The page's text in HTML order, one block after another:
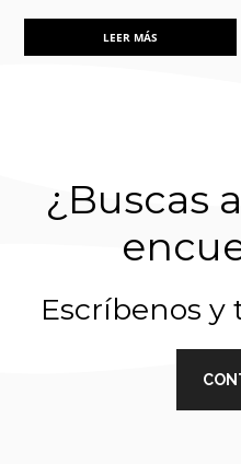
LEER MÁS
¿Buscas
Escríbenos y